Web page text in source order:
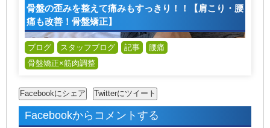
骨盤の歪みを整えて痛みもすっきり！！【肩こり・腰
痛も改善！骨盤矯正】
ブログ スタッフブログ 記事
腰痛
骨盤矯正×筋肉調整
Facebookからコメントする